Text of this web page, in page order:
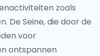
zoals
De Seine, die door de
voor
ontspannen